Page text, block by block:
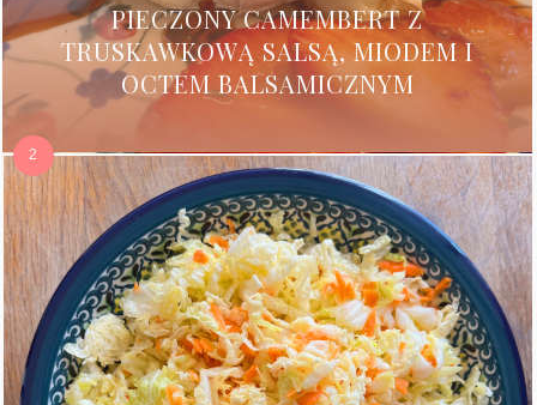
PIECZONY CAMEMBERT Z
TRUSKAWKOWĄ SALSĄ, MIODEM I
OCTEM BALSAMICZNYM